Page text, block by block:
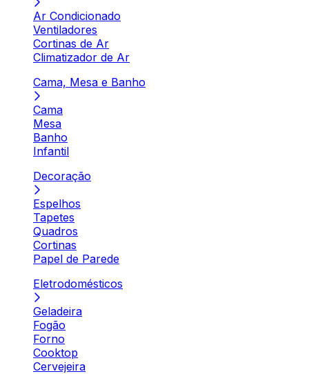
Ar Condicionado
Ventiladores
Cortinas de Ar
Climatizador de Ar
Cama, Mesa e Banho
Cama
Mesa
Banho
Infantil
Decoração
Espelhos
Tapetes
Quadros
Cortinas
Papel de Parede
Eletrodomésticos
Geladeira
Fogão
Forno
Cooktop
Cervejeira